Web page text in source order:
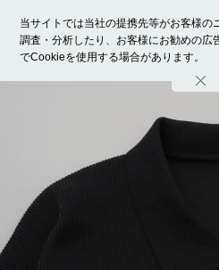
当サイトでは当社の提携先等がお客様の
調査・分析したり、お客様にお勧めの広
でCookieを使用する場合があります。
ホーム モデル募集 ランキング